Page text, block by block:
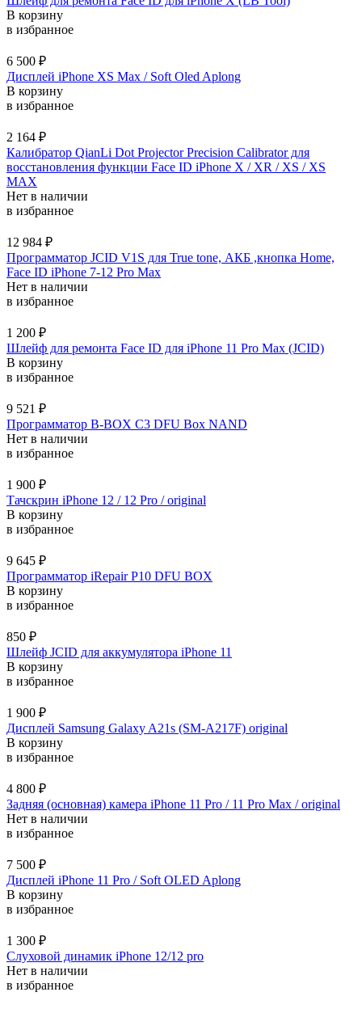
В корзину
в избранное
6 500 ₽
Дисплей iPhone XS Max / Soft Oled Aplong
В корзину
в избранное
2 164 ₽
Калибратор QianLi Dot Projector Precision Calibrator для
восстановления функции Face ID iPhone X / XR / XS / XS
MAX
Нет в наличии
в избранное
12 984 ₽
Программатор JCID V1S для True tone, АКБ ,кнопка Home,
Face ID iPhone 7-12 Pro Max
Нет в наличии
в избранное
1 200 ₽
Шлейф для ремонта Face ID для iPhone 11 Pro Max (JCID)
В корзину
в избранное
9 521 ₽
Программатор B-BOX C3 DFU Box NAND
Нет в наличии
в избранное
1 900 ₽
Тачскрин iPhone 12 / 12 Pro / original
В корзину
в избранное
9 645 ₽
Программатор iRepair P10 DFU BOX
В корзину
в избранное
850 ₽
Шлейф JCID для аккумулятора iPhone 11
В корзину
в избранное
1 900 ₽
Дисплей Samsung Galaxy A21s (SM-A217F) original
В корзину
в избранное
4 800 ₽
Задняя (основная) камера iPhone 11 Pro / 11 Pro Max / original
Нет в наличии
в избранное
7 500 ₽
Дисплей iPhone 11 Pro / Soft OLED Aplong
В корзину
в избранное
1 300 ₽
Слуховой динамик iPhone 12/12 pro
Нет в наличии
в избранное